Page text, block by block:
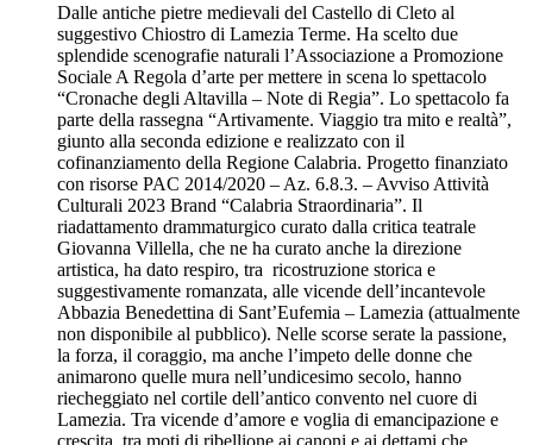
Dalle antiche pietre medievali del Castello di Cleto al
suggestivo Chiostro di Lamezia Terme. Ha scelto due
splendide scenografie naturali l’Associazione a Promozione
Sociale A Regola d’arte per mettere in scena lo spettacolo
“Cronache degli Altavilla – Note di Regia”. Lo spettacolo fa
parte della rassegna “Artivamente. Viaggio tra mito e realtà”,
giunto alla seconda edizione e realizzato con il
cofinanziamento della Regione Calabria. Progetto finanziato
con risorse PAC 2014/2020 – Az. 6.8.3. – Avviso Attività
Culturali 2023 Brand “Calabria Straordinaria”. Il
riadattamento drammaturgico curato dalla critica teatrale
Giovanna Villella, che ne ha curato anche la direzione
artistica, ha dato respiro, tra ricostruzione storica e
suggestivamente romanzata, alle vicende dell’incantevole
Abbazia Benedettina di Sant’Eufemia – Lamezia (attualmente
non disponibile al pubblico). Nelle scorse serate la passione,
la forza, il coraggio, ma anche l’impeto delle donne che
animarono quelle mura nell’undicesimo secolo, hanno
riecheggiato nel cortile dell’antico convento nel cuore di
Lamezia. Tra vicende d’amore e voglia di emancipazione e
crescita, tra moti di ribellione ai canoni e ai dettami che